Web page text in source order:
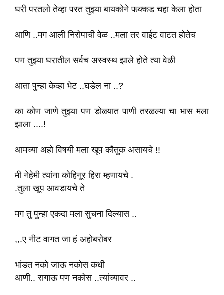
घरी परतलो तेव्हा परत तुझ्या बायकोने फक्कड चहा केला होता
आणि ..मग आली निरोपाची वेळ ..मला तर वाईट वाटत होतेच
पण तुझ्या घरातील सर्वच अस्वस्थ झाले होते त्या वेळी
आता पुन्हा केव्हा भेट ..घडेल ना ..?
का कोण जाणे तुझ्या पण डोळ्यात पाणी तरळल्या चा भास मला
झाला ....!
आमच्या अहो विषयी मला खूप कौतुक असायचे !!
मी नेहेमी त्यांना कोहिनूर हिरा म्हणायचे .
.तुला खूप आवडायचे ते
मग तु पुन्हा एकदा मला सुचना दिल्यास ..
,,.ए नीट वागत जा हं अहोबरोबर
भांडत नको जाऊ नकोस कधी
आणी.. रागाऊ पण नकोस ..त्यांच्यावर ..